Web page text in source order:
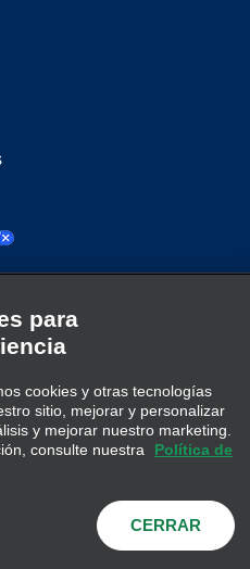
sitio web,
hacer
y se transmite
entidades. Estas
ni suplantar la
Haga
para
cookies y otras tecnologías
sitio, mejorar y personalizar
y mejorar nuestro marketing.
consulte nuestra
Política de
CERRAR